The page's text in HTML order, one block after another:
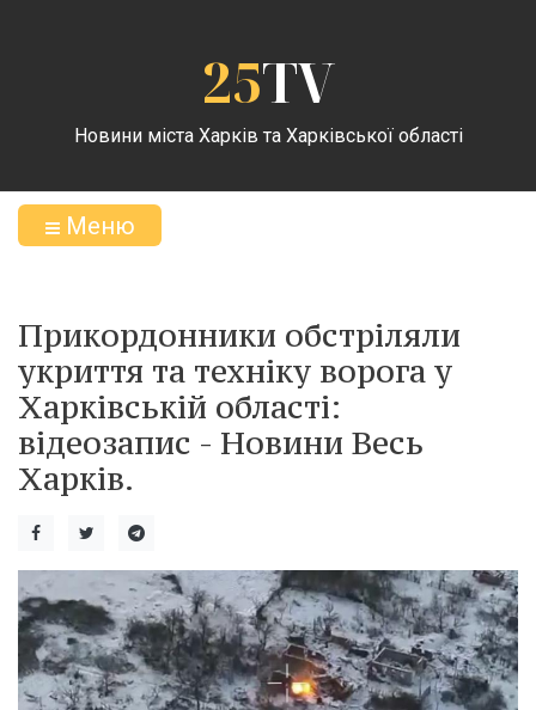
25TV
Новини міста Харків та Харківської області
Меню
Прикордонники обстріляли
укриття та техніку ворога у
Харківській області:
відеозапис - Новини Весь
Харків.